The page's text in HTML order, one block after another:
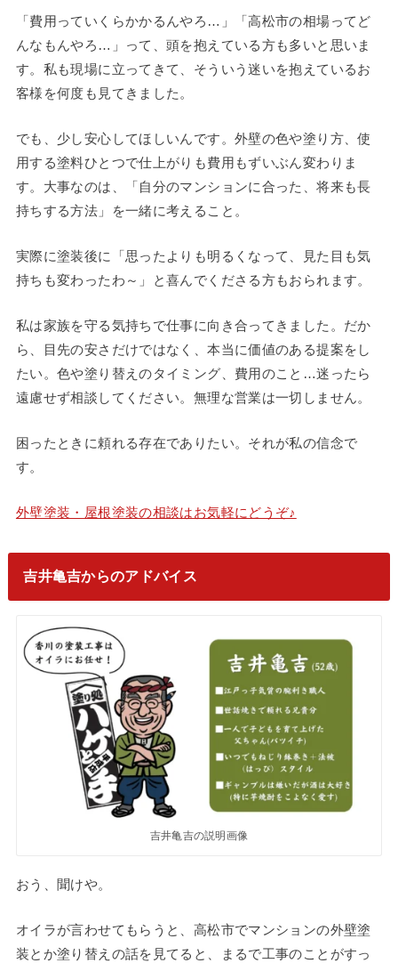
「費用っていくらかかるんやろ…」「高松市の相場ってど
んなもんやろ…」って、頭を抱えている方も多いと思いま
す。私も現場に立ってきて、そういう迷いを抱えているお
客様を何度も見てきました。
でも、少し安心してほしいんです。外壁の色や塗り方、使
用する塗料ひとつで仕上がりも費用もずいぶん変わりま
す。大事なのは、「自分のマンションに合った、将来も長
持ちする方法」を一緒に考えること。
実際に塗装後に「思ったよりも明るくなって、見た目も気
持ちも変わったわ～」と喜んでくださる方もおられます。
私は家族を守る気持ちで仕事に向き合ってきました。だか
ら、目先の安さだけではなく、本当に価値のある提案をし
たい。色や塗り替えのタイミング、費用のこと…迷ったら
遠慮せず相談してください。無理な営業は一切しません。
困ったときに頼れる存在でありたい。それが私の信念で
す。
外壁塗装・屋根塗装の相談はお気軽にどうぞ♪
吉井亀吉からのアドバイス
吉井亀吉の説明画像
おう、聞けや。
オイラが言わせてもらうと、高松市でマンションの外壁塗
装とか塗り替えの話を見てると、まるで工事のことがすっ